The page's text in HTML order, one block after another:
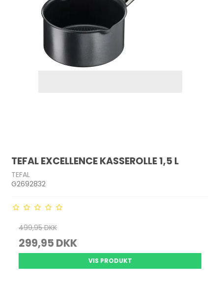
TEFAL EXCELLENCE KASSEROLLE 1,5 L
TEFAL
G2692832
499,95 DKK
299,95 DKK
VIS PRODUKT